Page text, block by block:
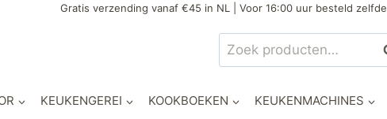
Gratis verzending vanaf €45 in NL | Voor 16:00 uur besteld
Zoeken
naar:
KEUKENGEREI KOOKBOEKEN KEUKENMACHINES